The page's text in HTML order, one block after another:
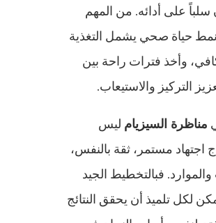
على أدائه. من المهم
حياة صحي يشمل التغذية
وأخذ فترات راحة بين
التركيز والاستيعاب.
مناظرة السيزيام ليس
اجتهاد مستمر، ثقة بالنفس،
فبالتخطيط الجيد
لكل تلميذ أن يحقق النتائج